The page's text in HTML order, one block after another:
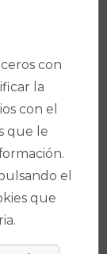
con
la
con el
que le
el
que